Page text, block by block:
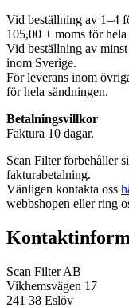
Vid beställning av 1–4
105,00 + moms för hela
Vid beställning av
inom Sverige.
För leverans inom
för hela sändningen.
Betalningsvillkor
Faktura 10 dagar.
Scan Filter förbehåller
fakturabetalning.
Vänligen kontakta oss
webbshopen eller ring
Scan Filter AB
Vikhemsvägen 17
241 38 Eslöv